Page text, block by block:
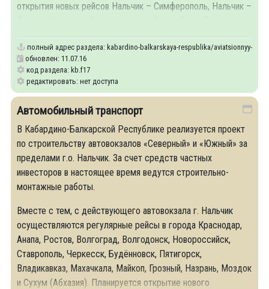
открытия новых рейсов Нальчик – Симферополь, Нальчик –
полный адрес раздела: kabardino-balkarskaya-respublika/aviatsionnyy-
обновлен: 11.07.16
код раздела: kb.f17
редактировать: нет доступа
Автомобильный транспорт
В Кабардино-Балкарской Республике реализуется проект
по строительству автовокзалов «Северный» и «Южный» за
пределами г.о. Нальчик. За счет средств частных
инвесторов в настоящее время ведутся строительно-
монтажные работы.
Вместе с тем, с действующего автовокзала г. Нальчик
осуществляются регулярные рейсы в города Краснодар,
Анапа, Ростов, Волгоград, Волгодонск, Новороссийск,
Ставрополь, Черкесск, Будённовск, Пятигорск,
Владикавказ, Махачкала, Майкоп, Грозный, Назрань, Моздок
и Сухум (Абхазия). Планируется открытие нового